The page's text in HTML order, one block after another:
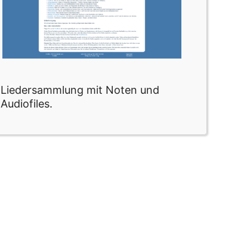
Liedersammlung mit Noten und
Audiofiles.